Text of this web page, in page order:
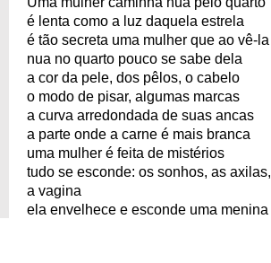
é lenta como a luz daquela estrela
é tão secreta uma mulher que ao vê-la
nua no quarto pouco se sabe dela
a cor da pele, dos pêlos, o cabelo
o modo de pisar, algumas marcas
a curva arredondada de suas ancas
a parte onde a carne é mais branca
uma mulher é feita de mistérios
tudo se esconde: os sonhos, as axilas,
a vagina
ela envelhece e esconde uma menina